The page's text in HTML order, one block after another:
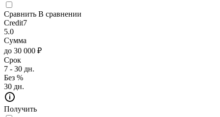
Сравнить В сравнении
Credit7
5.0
Сумма
до 30 000 ₽
Срок
7 - 30 дн.
Без %
30 дн.
Получить